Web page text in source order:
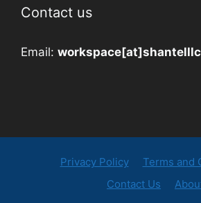
Contact us
Email:
Privacy Policy
Terms and
Contact Us